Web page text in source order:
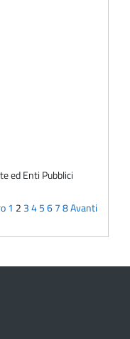
ed Enti Pubblici
1 2 345678Avanti